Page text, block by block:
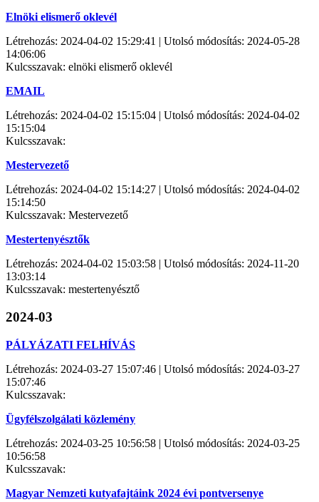
Elnöki elismerő oklevél
Létrehozás: 2024-04-02 15:29:41 | Utolsó módosítás: 2024-05-28
14:06:06
Kulcsszavak: elnöki elismerő oklevél
EMAIL
Létrehozás: 2024-04-02 15:15:04 | Utolsó módosítás: 2024-04-02
15:15:04
Kulcsszavak:
Mestervezető
Létrehozás: 2024-04-02 15:14:27 | Utolsó módosítás: 2024-04-02
15:14:50
Kulcsszavak: Mestervezető
Mestertenyésztők
Létrehozás: 2024-04-02 15:03:58 | Utolsó módosítás: 2024-11-20
13:03:14
Kulcsszavak: mestertenyésztő
2024-03
PÁLYÁZATI FELHÍVÁS
Létrehozás: 2024-03-27 15:07:46 | Utolsó módosítás: 2024-03-27
15:07:46
Kulcsszavak:
Ügyfélszolgálati közlemény
Létrehozás: 2024-03-25 10:56:58 | Utolsó módosítás: 2024-03-25
10:56:58
Kulcsszavak:
Magyar Nemzeti kutyafajtáink 2024 évi pontversenye